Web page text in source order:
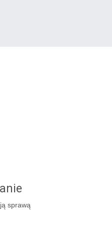
sprawą